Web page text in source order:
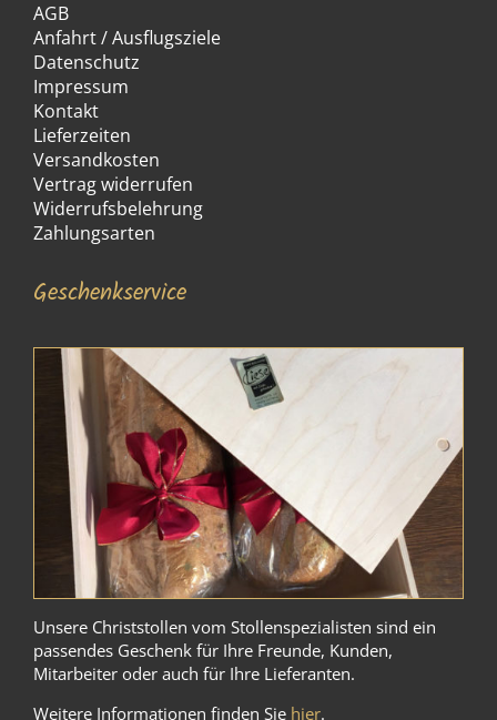
AGB
Anfahrt / Ausflugsziele
Datenschutz
Impressum
Kontakt
Lieferzeiten
Versandkosten
Vertrag widerrufen
Widerrufsbelehrung
Zahlungsarten
Geschenkservice
Unsere Christstollen vom Stollenspezialisten sind ein
passendes Geschenk für Ihre Freunde, Kunden,
Mitarbeiter oder auch für Ihre Lieferanten.
Weitere Informationen finden Sie hier.